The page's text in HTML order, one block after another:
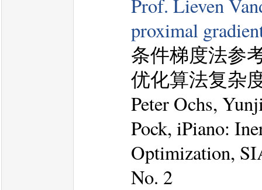
Prof. Lieven
proximal
条件梯度法参
优化算法复杂
Peter Ochs,
Pock, iPiano:
Optimization,
No. 2